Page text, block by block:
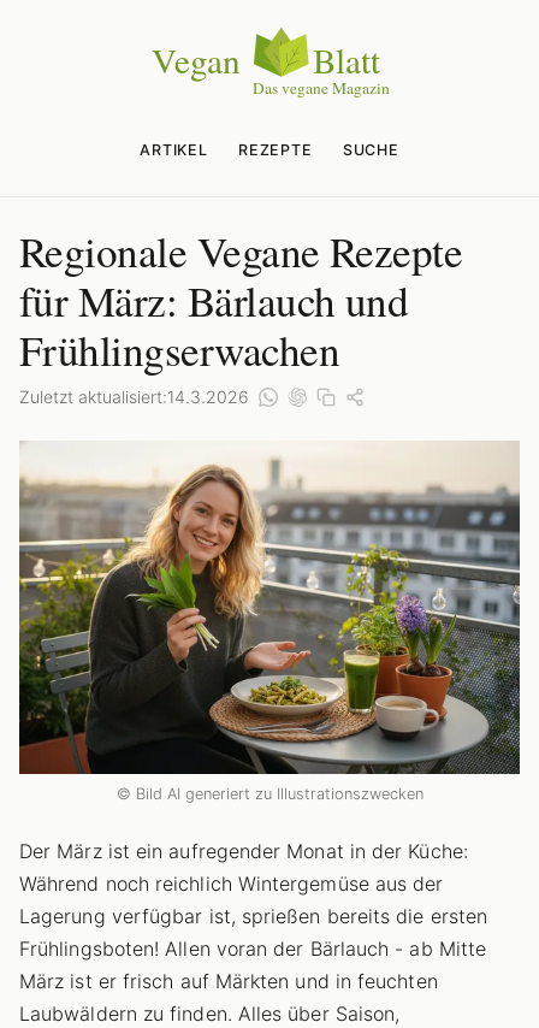
ARTIKEL REZEPTE SUCHE
Regionale Vegane Rezepte
für März: Bärlauch und
Frühlingserwachen
Zuletzt aktualisiert:14.3.2026
© Bild AI generiert zu Illustrationszwecken
Der März ist ein aufregender Monat in der Küche:
Während noch reichlich Wintergemüse aus der
Lagerung verfügbar ist, sprießen bereits die ersten
Frühlingsboten! Allen voran der Bärlauch - ab Mitte
März ist er frisch auf Märkten und in feuchten
Laubwäldern zu finden. Alles über Saison,